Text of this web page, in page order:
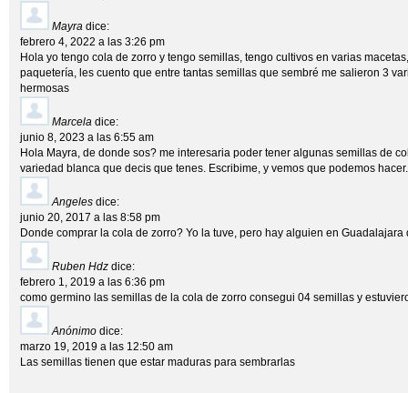
Mayra dice:
febrero 4, 2022 a las 3:26 pm
Hola yo tengo cola de zorro y tengo semillas, tengo cultivos en varias
paquetería, les cuento que entre tantas semillas que sembré me salieron 3
hermosas
Marcela dice:
junio 8, 2023 a las 6:55 am
Hola Mayra, de donde sos? me interesaria poder tener algunas semillas de
variedad blanca que decis que tenes. Escribime, y vemos que podemos hacer.
Angeles dice:
junio 20, 2017 a las 8:58 pm
Donde comprar la cola de zorro? Yo la tuve, pero hay alguien en Guadalajara
Ruben Hdz dice:
febrero 1, 2019 a las 6:36 pm
como germino las semillas de la cola de zorro consegui 04 semillas y
Anónimo dice:
marzo 19, 2019 a las 12:50 am
Las semillas tienen que estar maduras para sembrarlas